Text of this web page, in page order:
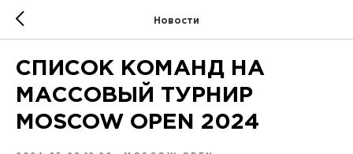
Новости
СПИСОК КОМАНД НА
МАССОВЫЙ ТУРНИР
MOSCOW OPEN 2024